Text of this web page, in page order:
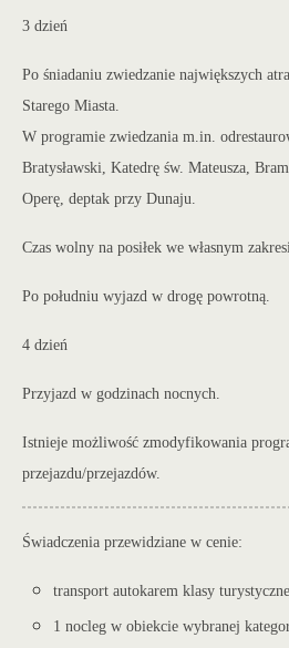
3 dzień
Po śniadaniu zwiedzanie największych
Starego Miasta.
W programie zwiedzania m.in.
Bratysławski, Katedrę św. Mateusza,
Operę, deptak przy Dunaju.
Czas wolny na posiłek we własnym
Po południu wyjazd w drogę powrotną.
4 dzień
Przyjazd w godzinach nocnych.
Istnieje możliwość zmodyfikowania
przejazdu/przejazdów.
Świadczenia przewidziane w cenie:
transport autokarem klasy
1 nocleg w obiekcie wybranej